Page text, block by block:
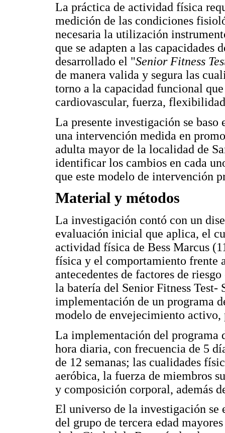
La práctica de actividad física
medición de las condiciones
necesaria la utilización
que se adapten a las capacidades
desarrollado el "Senior Fitness
de manera valida y segura las
torno a la capacidad funcional
cardiovascular, fuerza,
La presente investigación se baso
una intervención medida en
adulta mayor de la localidad de
identificar los cambios en cada
que este modelo de intervención
Material y métodos
La investigación contó con un
evaluación inicial que aplica, el
actividad física de Bess Marcus
física y el comportamiento frente
antecedentes de factores de
la batería del Senior Fitness Test-
implementación de un programa
modelo de envejecimiento
La implementación del programa
hora diaria, con frecuencia de 5
de 12 semanas; las cualidades
aeróbica, la fuerza de miembros
y composición corporal, además
El universo de la investigación se
del grupo de tercera edad